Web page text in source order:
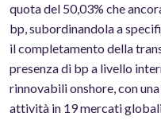
quota del 50,03% che
bp, subordinandola a
il completamento della
presenza di bp a livello
rinnovabili onshore, con
attività in 19 mercati